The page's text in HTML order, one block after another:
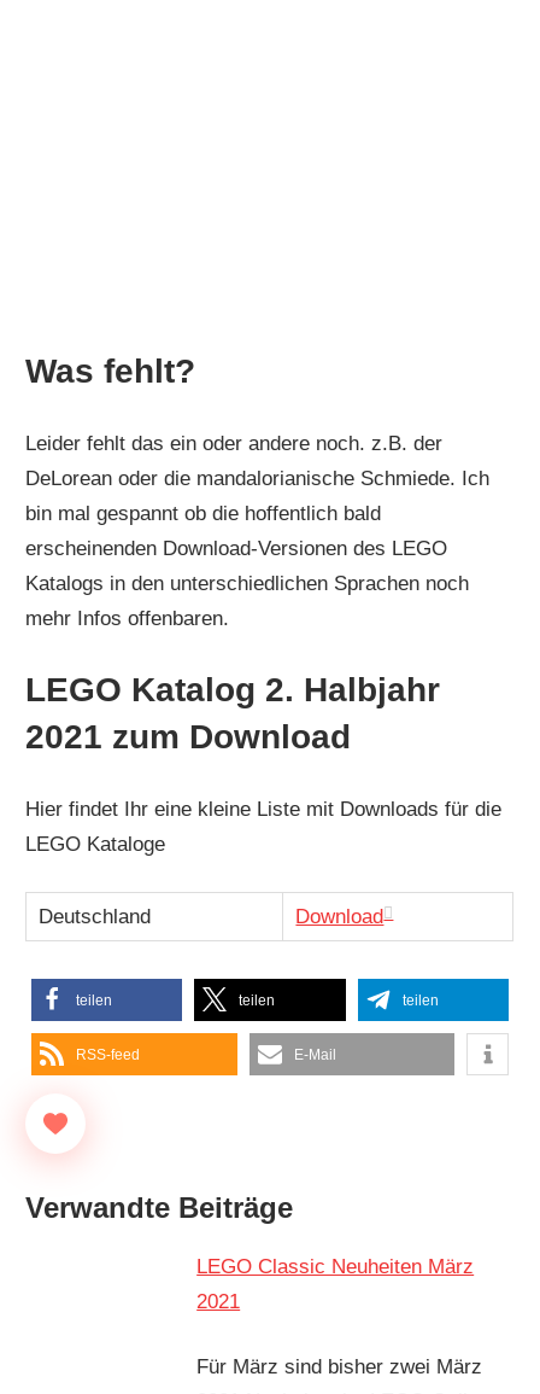
Was fehlt?
Leider fehlt das ein oder andere noch. z.B. der
DeLorean oder die mandalorianische Schmiede. Ich
bin mal gespannt ob die hoffentlich bald
erscheinenden Download-Versionen des LEGO
Katalogs in den unterschiedlichen Sprachen noch
mehr Infos offenbaren.
LEGO Katalog 2. Halbjahr
2021 zum Download
Hier findet Ihr eine kleine Liste mit Downloads für die
LEGO Kataloge
Deutschland Download
teilen teilen teilen
RSS-feed E-Mail
Verwandte Beiträge
LEGO Classic Neuheiten März
2021
Für März sind bisher zwei März